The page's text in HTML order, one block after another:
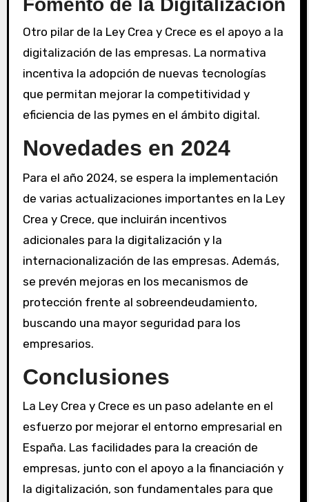
Otro pilar de la Ley Crea y Crece es el apoyo a la
digitalización de las empresas. La normativa
incentiva la adopción de nuevas tecnologías
que permitan mejorar la competitividad y
eficiencia de las pymes en el ámbito digital.
Novedades en 2024
Para el año 2024, se espera la implementación
de varias actualizaciones importantes en la Ley
Crea y Crece, que incluirán incentivos
adicionales para la digitalización y la
internacionalización de las empresas. Además,
se prevén mejoras en los mecanismos de
protección frente al sobreendeudamiento,
buscando una mayor seguridad para los
empresarios.
Conclusiones
La Ley Crea y Crece es un paso adelante en el
esfuerzo por mejorar el entorno empresarial en
España. Las facilidades para la creación de
empresas, junto con el apoyo a la financiación y
la digitalización, son fundamentales para que